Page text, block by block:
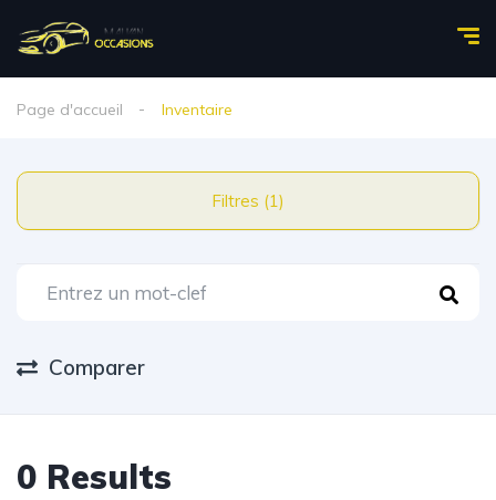
Page d'accueil Inventaire
Filtres (1)
Comparer
0 Results